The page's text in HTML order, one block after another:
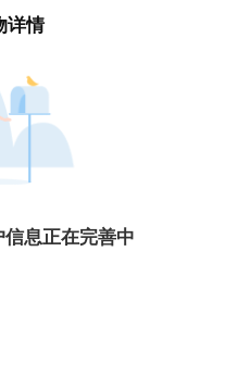
详情
息正在完善中